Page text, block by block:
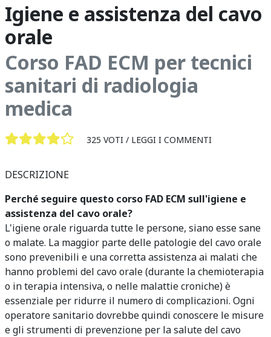
Igiene e assistenza del cavo
orale
Corso FAD ECM per tecnici
sanitari di radiologia
medica
325 VOTI / LEGGI I COMMENTI
DESCRIZIONE
Perché seguire questo corso FAD ECM sull'igiene e
assistenza del cavo orale?
L'igiene orale riguarda tutte le persone, siano esse sane
o malate. La maggior parte delle patologie del cavo orale
sono prevenibili e una corretta assistenza ai malati che
hanno problemi del cavo orale (durante la chemioterapia
o in terapia intensiva, o nelle malattie croniche) è
essenziale per ridurre il numero di complicazioni. Ogni
operatore sanitario dovrebbe quindi conoscere le misure
e gli strumenti di prevenzione per la salute del cavo